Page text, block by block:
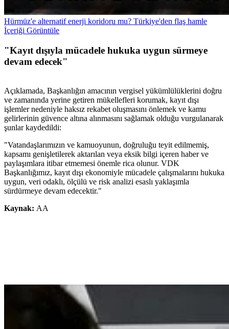
Hürmüz'e alternatif enerji koridoru mu? Türkiye'den flaş hamle
İçeriği Görüntüle
"Kayıt dışıyla mücadele hukuka uygun sürmeye
devam edecek"
Açıklamada, Başkanlığın amacının vergisel yükümlülüklerini doğru
ve zamanında yerine getiren mükellefleri korumak, kayıt dışı
işlemler nedeniyle haksız rekabet oluşmasını önlemek ve kamu
gelirlerinin güvence altına alınmasını sağlamak olduğu vurgulanarak
şunlar kaydedildi:
"Vatandaşlarımızın ve kamuoyunun, doğruluğu teyit edilmemiş,
kapsamı genişletilerek aktarılan veya eksik bilgi içeren haber ve
paylaşımlara itibar etmemesi önemle rica olunur. VDK
Başkanlığımız, kayıt dışı ekonomiyle mücadele çalışmalarını hukuka
uygun, veri odaklı, ölçülü ve risk analizi esaslı yaklaşımla
sürdürmeye devam edecektir."
Kaynak: AA